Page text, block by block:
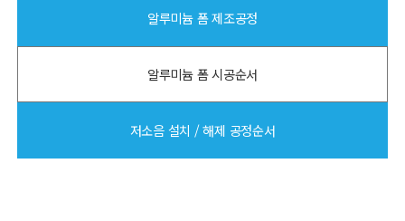
알루미늄 폼 제조공정
알루미늄 폼 시공순서
저소음 설치 / 해제 공정순서